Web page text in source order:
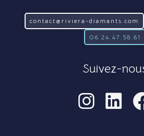
contact@riviera-diamants.com
06.24.47.58.61
Suivez-